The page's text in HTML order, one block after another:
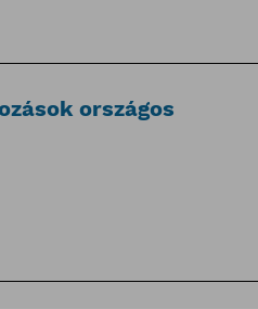
országos